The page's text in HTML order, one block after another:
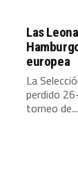
Las
europea
La
perdido
torneo de...